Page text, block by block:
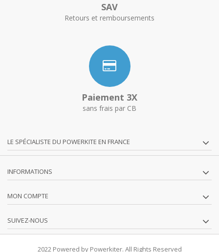
SAV
Retours et remboursements
Paiement 3X
sans frais par CB
LE SPÉCIALISTE DU POWERKITE EN FRANCE
INFORMATIONS
MON COMPTE
SUIVEZ-NOUS
2022 Powered by Powerkiter. All Rights Reserved